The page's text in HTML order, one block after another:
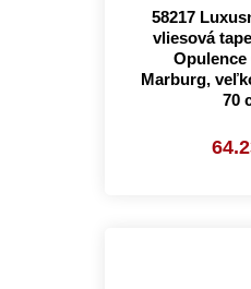
58217
vliesová
Opulence
Marburg,
70